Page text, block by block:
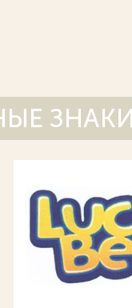
ЗНАКИ